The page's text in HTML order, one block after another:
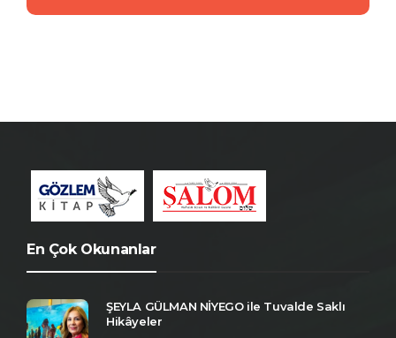
En Çok Okunanlar
ŞEYLA GÜLMAN NİYEGO ile Tuvalde Saklı
Hikâyeler